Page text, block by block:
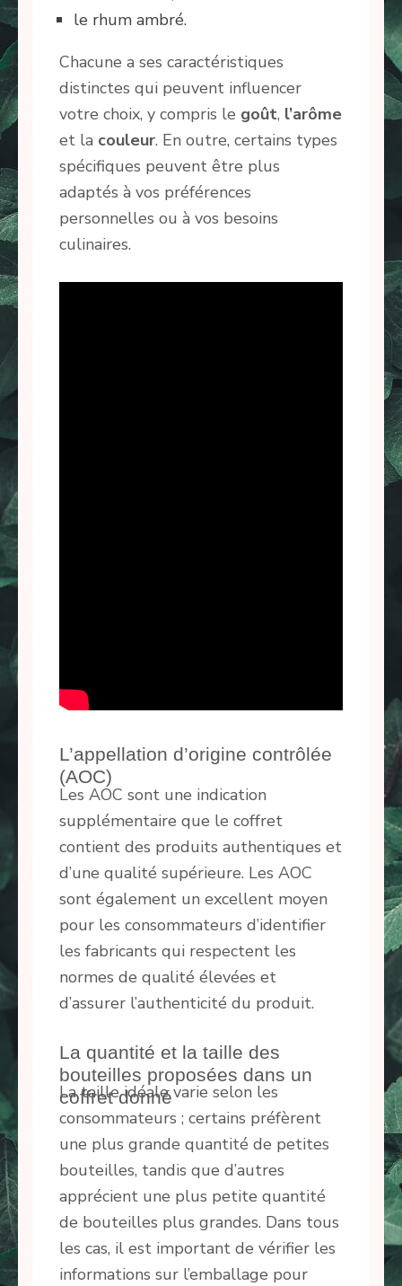
le rhum ambré.
Chacune a ses caractéristiques
distinctes qui peuvent influencer
votre choix, y compris le goût, l’arôme
et la couleur. En outre, certains types
spécifiques peuvent être plus
adaptés à vos préférences
personnelles ou à vos besoins
culinaires.
L’appellation d’origine contrôlée
(AOC)
Les AOC sont une indication
supplémentaire que le coffret
contient des produits authentiques et
d’une qualité supérieure. Les AOC
sont également un excellent moyen
pour les consommateurs d’identifier
les fabricants qui respectent les
normes de qualité élevées et
d’assurer l’authenticité du produit.
La quantité et la taille des
bouteilles proposées dans un
coffret donné
La taille idéale varie selon les
consommateurs ; certains préfèrent
une plus grande quantité de petites
bouteilles, tandis que d’autres
apprécient une plus petite quantité
de bouteilles plus grandes. Dans tous
les cas, il est important de vérifier les
informations sur l’emballage pour